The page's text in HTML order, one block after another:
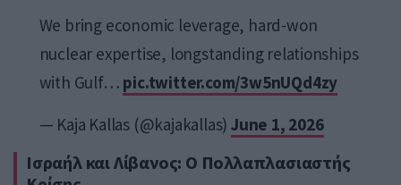
We bring economic leverage, hard-won
nuclear expertise, longstanding relationships
with Gulf… pic.twitter.com/3w5nUQd4zy
— Kaja Kallas (@kajakallas) June 1, 2026
Ισραήλ και Λίβανος: Ο Πολλαπλασιαστής